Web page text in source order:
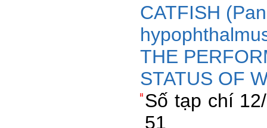
CATFISH
THE
STATUS OF
Số tạp chí
51